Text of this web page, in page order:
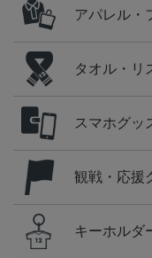
アパレル・
タオル・リ
スマホグッ
観戦・応援
キーホルダ